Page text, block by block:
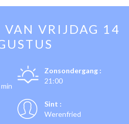
VAN VRIJDAG 14
Zonsondergang :
21:00
Sint :
Werenfried